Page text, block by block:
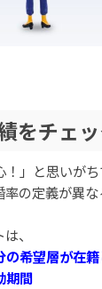
をチェ
」と思いがち
の定義が異な
、
希望層が在籍
期間